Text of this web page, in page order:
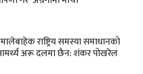
राष्ट्रिय समस्या समाधानको
अरू दलमा छैन: शंकर पोखरेल